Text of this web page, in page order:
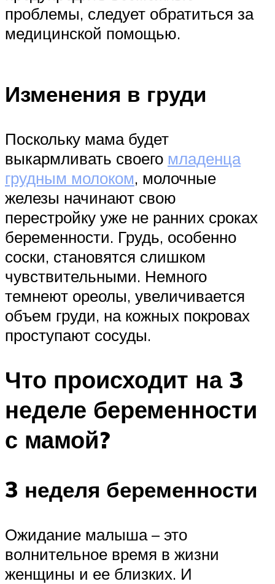
проблемы, следует обратиться за
медицинской помощью.
Изменения в груди
Поскольку мама будет
выкармливать своего младенца
грудным молоком, молочные
железы начинают свою
перестройку уже не ранних сроках
беременности. Грудь, особенно
соски, становятся слишком
чувствительными. Немного
темнеют ореолы, увеличивается
объем груди, на кожных покровах
проступают сосуды.
Что происходит на 3
неделе беременности
с мамой?
3 неделя беременности
Ожидание малыша – это
волнительное время в жизни
женщины и ее близких. И